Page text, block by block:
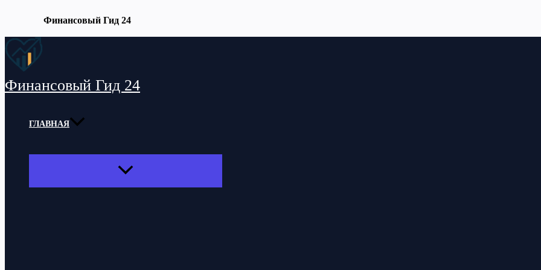
Финансовый Гид 24
Перейти
содержимому
Финансовый Гид 24
ГЛАВНАЯ
ПЕРЕКЛЮЧАТЕЛЬ